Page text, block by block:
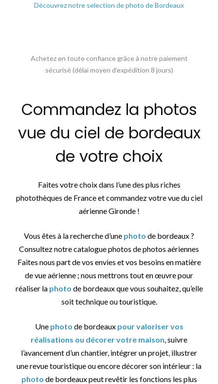
Découvrez notre selection de photo de Bordeaux
Achetez en toute confiance grâce à notre paiement
sécurisé (délai moyen d’expédition 8 jours)
Commandez la photos
vue du ciel de bordeaux
de votre choix
Faites votre choix dans l’une des plus riches
photothèques de France et commandez votre vue du ciel
aérienne Gironde !
Vous êtes à la recherche d’une photo de bordeaux ?
Consultez notre catalogue photos de photos aériennes
Faites nous part de vos envies et vos besoins en matière
de vue aérienne ; nous mettrons tout en œuvre pour
réaliser la photo de bordeaux que vous souhaitez, qu’elle
soit technique ou touristique.
Une photo de bordeaux pour valoriser vos
réalisations ou décorer votre maison, suivre
l’avancement d’un chantier, intégrer un projet, illustrer
une revue touristique ou encore décorer son intérieur : la
photo de bordeaux peut revêtir les fonctions les plus